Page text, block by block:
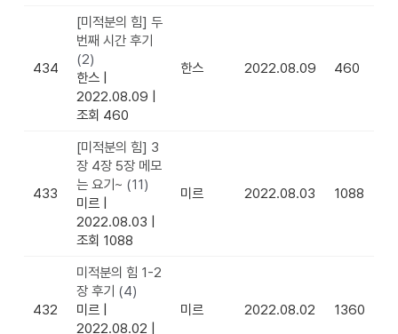
434
[미적분의 힘] 두
번째 시간 후기
(2)
한스
2022.08.09
조회 460
한스 2022.08.09 460
433
[미적분의 힘] 3
장 4장 5장 메모
는 요기~ (11)
미르
2022.08.03
조회 1088
미르 2022.08.03 1088
432
미적분의 힘 1-2
장 후기 (4)
미르
2022.08.02
미르 2022.08.02 1360